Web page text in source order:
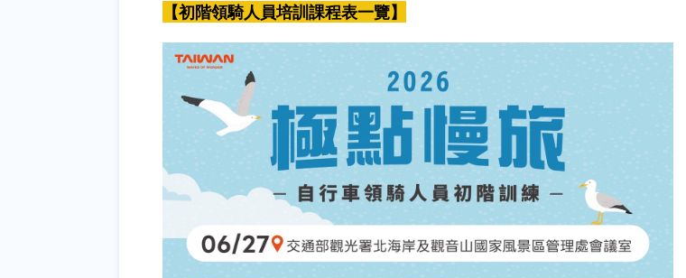
【初階領騎人員培訓課程表一覽】